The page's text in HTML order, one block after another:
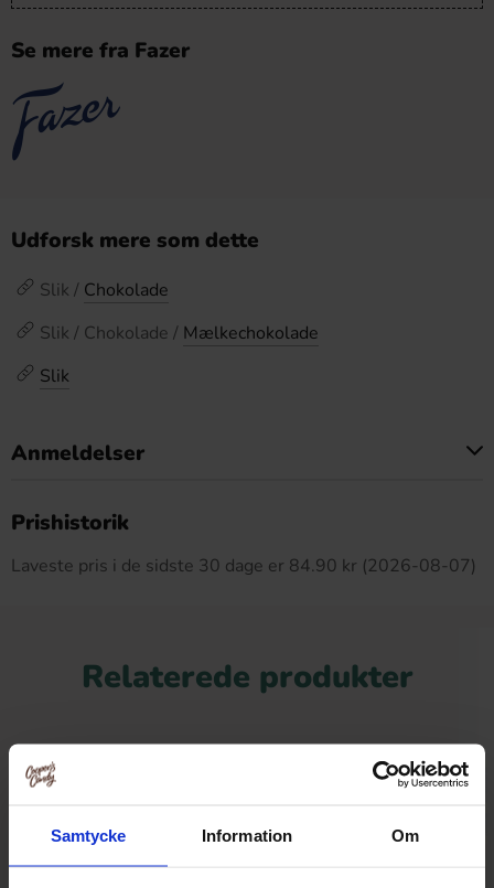
Samtycke Information Om
Se mere fra Fazer
Udforsk mere som dette
Slik / Chokolade
Slik / Chokolade / Mælkechokolade
Slik
Anmeldelser
Prishistorik
Laveste pris i de sidste 30 dage er 84.90 kr (2026-08-07)
Relaterede produkter
-26%